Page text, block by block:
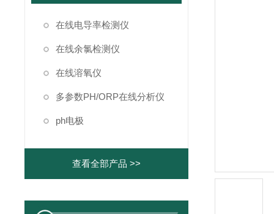
在线电导率检测仪
在线余氯检测仪
在线溶氧仪
多参数PH/ORP在线分析仪
ph电极
查看全部产品 >>